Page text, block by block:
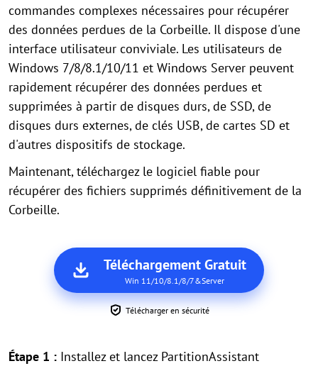
commandes complexes nécessaires pour récupérer
des données perdues de la Corbeille. Il dispose d'une
interface utilisateur conviviale. Les utilisateurs de
Windows 7/8/8.1/10/11 et Windows Server peuvent
rapidement récupérer des données perdues et
supprimées à partir de disques durs, de SSD, de
disques durs externes, de clés USB, de cartes SD et
d'autres dispositifs de stockage.
Maintenant, téléchargez le logiciel fiable pour
récupérer des fichiers supprimés définitivement de la
Corbeille.
Téléchargement Gratuit
Win 11/10/8.1/8/7&Server
Télécharger en sécurité
Étape 1 : Installez et lancez PartitionAssistant